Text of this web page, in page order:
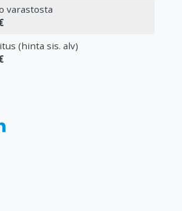
varastosta
(hinta sis. alv)